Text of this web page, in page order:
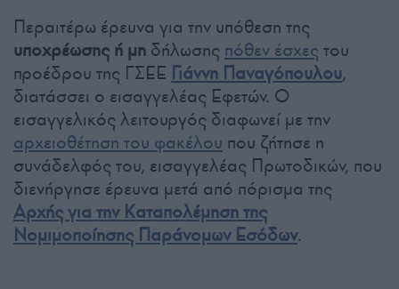
Περαιτέρω έρευνα για την υπόθεση της
υποχρέωσης ή μη δήλωσης πόθεν έσχες του
προέδρου της ΓΣΕΕ Γιάννη Παναγόπουλου,
διατάσσει ο εισαγγελέας Εφετών. Ο
εισαγγελικός λειτουργός διαφωνεί με την
αρχειοθέτηση του φακέλου που ζήτησε η
συνάδελφός του, εισαγγελέας Πρωτοδικών, που
διενήργησε έρευνα μετά από πόρισμα της
Αρχής για την Καταπολέμηση της
Νομιμοποίησης Παράνομων Εσόδων.